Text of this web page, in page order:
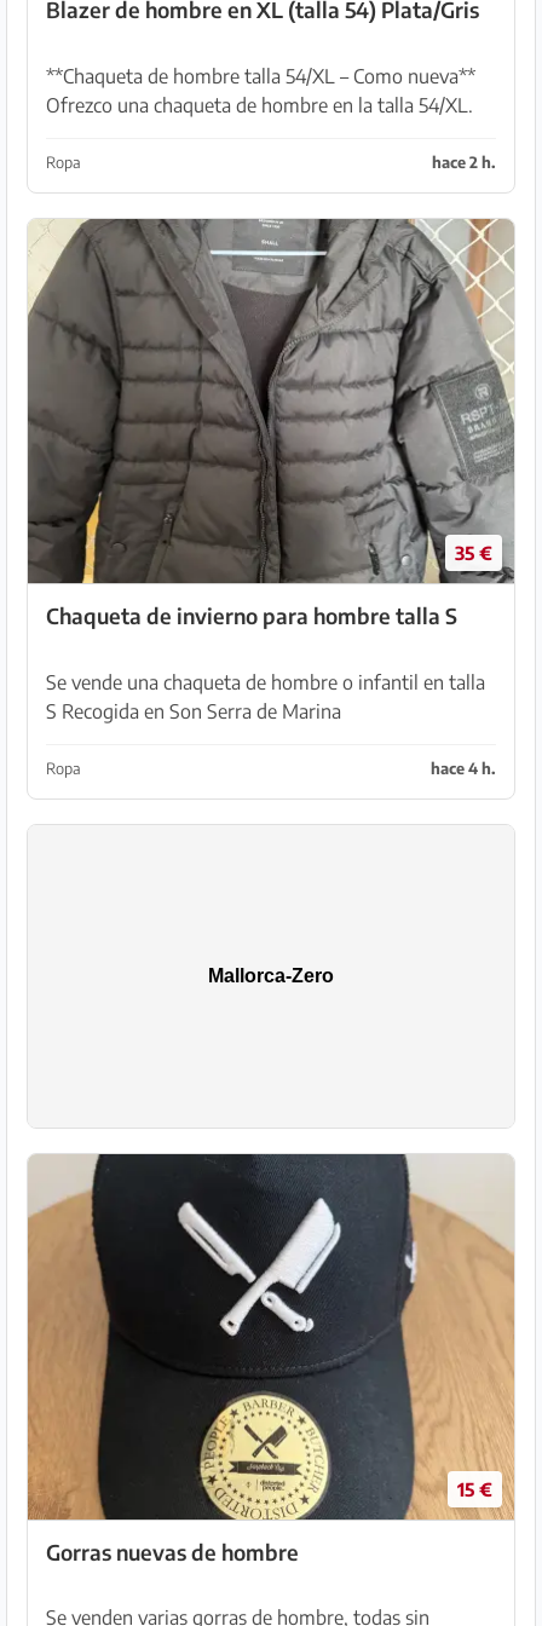
Blazer de hombre en XL (talla 54) Plata/Gris
**Chaqueta de hombre talla 54/XL – Como nueva**
Ofrezco una chaqueta de hombre en la talla 54/XL.
y está como nueva. El nuevo precio era de 89 euros...
Ropa hace 2 h.
35 €
Chaqueta de invierno para hombre talla S
Se vende una chaqueta de hombre o infantil en talla
S Recogida en Son Serra de Marina
Ropa hace 4 h.
15 €
Gorras nuevas de hombre
Se venden varias gorras de hombre, todas sin